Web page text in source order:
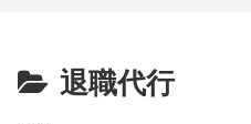
退職代行